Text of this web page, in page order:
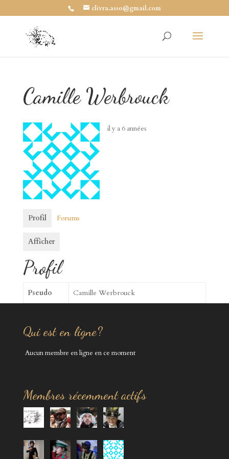
clivra.asso@gmail.com
Camille Werbrouck
il y a 6 années
Profil Forums
Afficher
Profil
Pseudo Camille Werbrouck
Qui est en ligne?
Aucun membre en ligne en ce moment
Membres récemment actifs